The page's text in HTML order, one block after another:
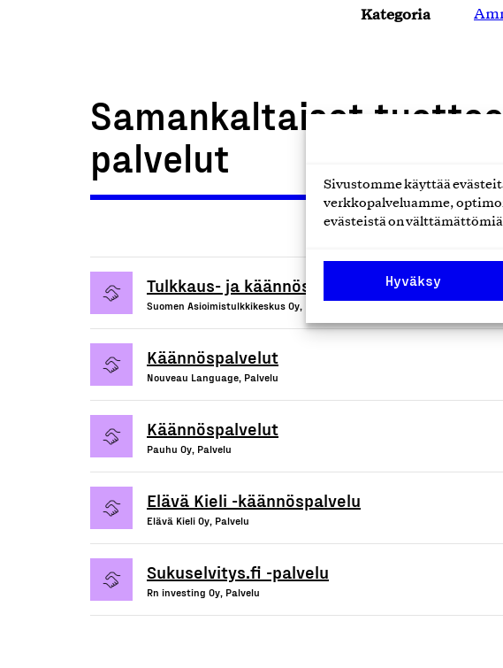
Sivustomme käyttää
verkkopalveluamme,
evästeistä on
Hyväksy
Kategoria
Samankaltaiset
palvelut
Tulkkaus- ja käännöspalvelu
Suomen Asioimistulkkikeskus Oy, Palvelu
Käännöspalvelut
Nouveau Language, Palvelu
Käännöspalvelut
Pauhu Oy, Palvelu
Elävä Kieli -käännöspalvelu
Elävä Kieli Oy, Palvelu
Sukuselvitys.fi -palvelu
Rn investing Oy, Palvelu